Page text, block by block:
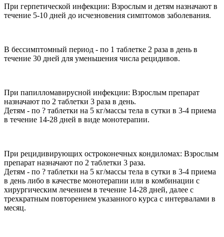
При герпетической инфекции: Взрослым и детям назначают в
течение 5-10 дней до исчезновения симптомов заболевания.
В бессимптомный период - по 1 таблетке 2 раза в день в
течение 30 дней для уменьшения числа рецидивов.
При папилломавирусной инфекции: Взрослым препарат
назначают по 2 таблетки 3 раза в день.
Детям - по ? таблетки на 5 кг/массы тела в сутки в 3-4 приема
в течение 14-28 дней в виде монотерапии.
При рецидивирующих остроконечных кондиломах: Взрослым
препарат назначают по 2 таблетки 3 раза.
Детям - по ? таблетки на 5 кг/массы тела в сутки в 3-4 приема
в день либо в качестве монотерапии или в комбинации с
хирургическим лечением в течение 14-28 дней, далее с
трехкратным повторением указанного курса с интервалами в
месяц.